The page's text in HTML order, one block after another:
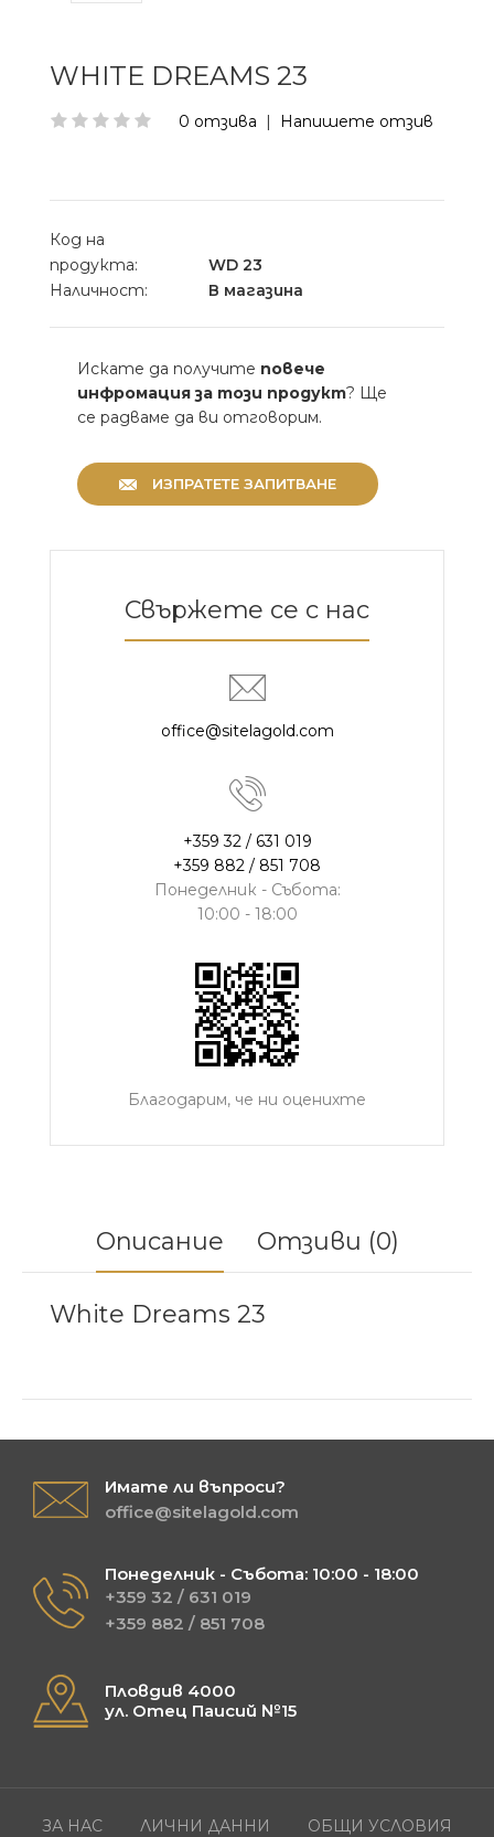
WHITE DREAMS 23
0 отзива | Напишете отзив
Код на
продукта:
WD 23
Наличност:
В магазина
Искате да получите повече
инфромация за този продукт? Ще
се радваме да ви отговорим.
ИЗПРАТЕТЕ ЗАПИТВАНЕ
Свържете се с нас
office@sitelagold.com
+359 32 / 631 019
+359 882 / 851 708
Понеделник - Събота:
10:00 - 18:00
Благодарим, че ни оценихте
Описание Отзиви (0)
White Dreams 23
Имате ли въпроси?
office@sitelagold.com
Понеделник - Събота: 10:00 - 18:00
+359 32 / 631 019
+359 882 / 851 708
Пловдив 4000
ул. Отец Паисий №15
ЗА НАС ЛИЧНИ ДАННИ ОБЩИ УСЛОВИЯ